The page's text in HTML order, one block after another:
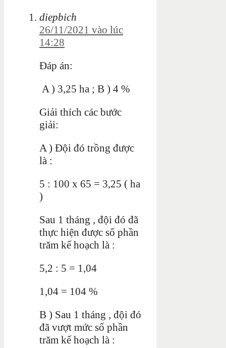
diepbich
26/11/2021 vào lúc
14:28
Đáp án:
A ) 3,25 ha ; B ) 4 %
Giải thích các bước
giải:
A ) Đội đó trồng được
là :
5 : 100 x 65 = 3,25 ( ha
)
Sau 1 tháng , đội đó đã
thực hiện được số phần
trăm kế hoạch là :
5,2 : 5 = 1,04
1,04 = 104 %
B ) Sau 1 tháng , đội đó
đã vượt mức số phần
trăm kế hoạch là :